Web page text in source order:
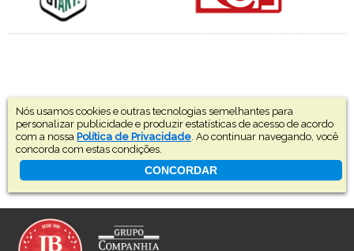
Nós usamos cookies e outras tecnologias semelhantes para
personalizar publicidade e produzir estatísticas de acesso de acordo
com a nossa Política de Privacidade. Ao continuar navegando, você
concorda com estas condições.
CONCORDAR